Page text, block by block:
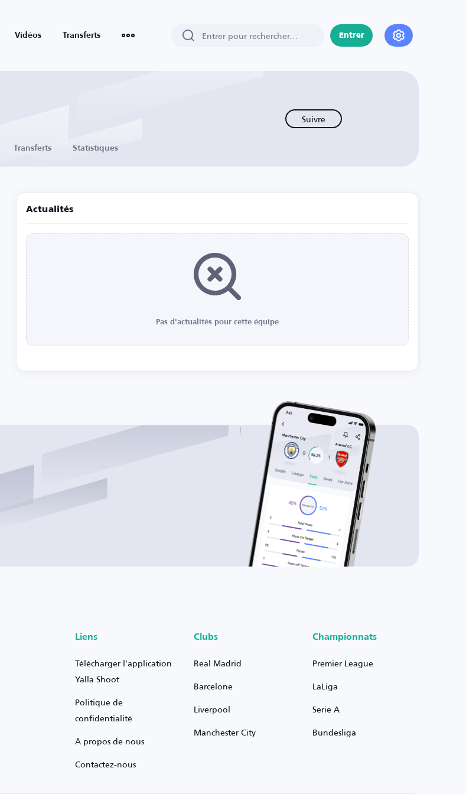
Vidéos Transferts Entrer
Suivre
Transferts Statistiques
Actualités
Pas d'actualités pour cette équipe
Liens
Télécharger l'application
Yalla Shoot
Politique de
confidentialité
À propos de nous
Contactez-nous
Clubs
Real Madrid
Barcelone
Liverpool
Manchester City
Championnats
Premier League
LaLiga
Serie A
Bundesliga